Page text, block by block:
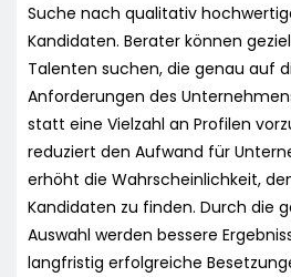
Suche nach qualitativ
Kandidaten. Berater können
Talenten suchen, die genau auf
Anforderungen des
statt eine Vielzahl an Profilen
reduziert den Aufwand für
erhöht die Wahrscheinlichkeit,
Kandidaten zu finden. Durch die
Auswahl werden bessere
langfristig erfolgreiche